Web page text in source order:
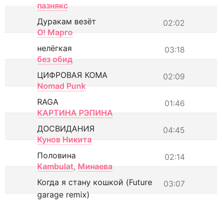
пазнякс
02:02
Дуракам везёт
О! Марго
03:18
нелёгкая
без обид
02:09
ЦИФРОВАЯ КОМА
Nomad Punk
01:46
RAGA
КАРТИНА РЭПИНА
04:45
ДОСВИДАНИЯ
Кунов Никита
02:14
Половина
Kambulat, Минаева
03:07
Когда я стану кошкой (Future
garage remix)